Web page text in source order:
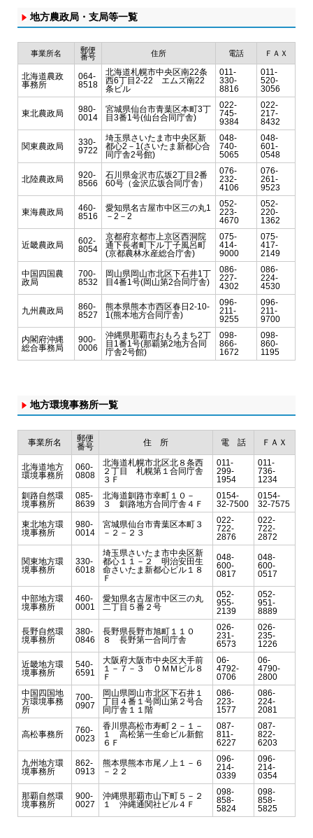
地方農政局・支局等一覧
事業所名
郵便
番号
住所 電話 ＦＡＸ
北海道農政
事務所
064-
8518
北海道札幌市中央区南22条
西6丁目2-22 エムズ南22
条ビル
011-
330-
8816
011-
520-
3056
東北農政局
980-
0014
宮城県仙台市青葉区本町3丁
目3番1号(仙台合同庁舎)
022-
745-
9384
022-
217-
8432
関東農政局
330-
9722
埼玉県さいたま市中央区新
都心2－1(さいたま新都心合
同庁舎2号館)
048-
740-
5065
048-
601-
0548
北陸農政局
920-
8566
石川県金沢市広坂2丁目2番
60号（金沢広坂合同庁舎）
076-
232-
4106
076-
261-
9523
東海農政局
460-
8516
愛知県名古屋市中区三の丸1
－2－2
052-
223-
4670
052-
220-
1362
近畿農政局
602-
8054
京都府京都市上京区西洞院
通下長者町下ル丁子風呂町
(京都農林水産総合庁舎)
075-
414-
9000
075-
417-
2149
中国四国農
政局
700-
8532
岡山県岡山市北区下石井1丁
目4番1号(岡山第2合同庁舎)
086-
227-
4302
086-
224-
4530
九州農政局
860-
8527
熊本県熊本市西区春日2-10-
1(熊本地方合同庁舎)
096-
211-
9255
096-
211-
9700
内閣府沖縄
総合事務局
900-
0006
沖縄県那覇市おもろまち2丁
目1番1号(那覇第2地方合同
庁舎2号館)
098-
866-
1672
098-
860-
1195
地方環境事務所一覧
事業所名
郵便
番号
住 所 電 話 ＦＡＸ
北海道地方
環境事務所
060-
0808
北海道札幌市北区北８条西
２丁目 札幌第１合同庁舎
３Ｆ
011-
299-
1954
011-
736-
1234
釧路自然環
境事務所
085-
8639
北海道釧路市幸町１０－
３ 釧路地方合同庁舎４Ｆ
0154-
32-7500
0154-
32-7575
東北地方環
境事務所
980-
0014
宮城県仙台市青葉区本町３
－２－２３
022-
722-
2876
022-
722-
2872
関東地方環
境事務所
330-
6018
埼玉県さいたま市中央区新
都心１１－２ 明治安田生
命さいたま新都心ビル１８
Ｆ
048-
600-
0817
048-
600-
0517
中部地方環
境事務所
460-
0001
愛知県名古屋市中区三の丸
二丁目５番２号
052-
955-
2139
052-
951-
8889
長野自然環
境事務所
380-
0846
長野県長野市旭町１１０
８ 長野第一合同庁舎
026-
231-
6573
026-
235-
1226
近畿地方環
境事務所
540-
6591
大阪府大阪市中央区大手前
１－７－３ ＯＭＭビル８
Ｆ
06-
4792-
0706
06-
4790-
2800
中国四国地
方環境事務
所
700-
0907
岡山県岡山市北区下石井１
丁目４番１号岡山第２号合
同庁舎１１階
086-
223-
1577
086-
224-
2081
高松事務所
760-
0023
香川県高松市寿町２－１－
１ 高松第一生命ビル新館
６Ｆ
087-
811-
6227
087-
822-
6203
九州地方環
境事務所
862-
0913
熊本県熊本市尾ノ上１－６
－２２
096-
214-
0339
096-
214-
0354
那覇自然環
境事務所
900-
0027
沖縄県那覇市山下町５－２
１ 沖縄通関社ビル４Ｆ
098-
858-
5824
098-
858-
5825